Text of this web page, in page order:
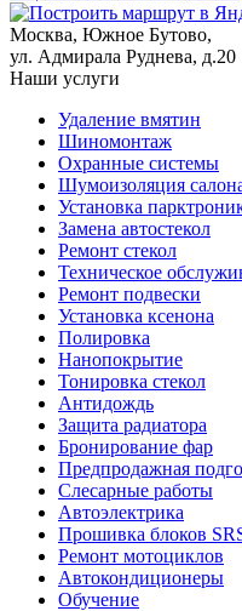
Москва, Южное Бутово,
ул. Адмирала Руднева, д.20
Наши услуги
Удаление вмятин
Шиномонтаж
Охранные системы
Шумоизоляция
Установка
Замена автостекол
Ремонт стекол
Техническое
Ремонт подвески
Установка ксенона
Полировка
Нанопокрытие
Тонировка стекол
Антидождь
Защита радиатора
Бронирование фар
Предпродажная
Слесарные работы
Автоэлектрика
Прошивка блоков
Ремонт мотоциклов
Автокондиционеры
Обучение